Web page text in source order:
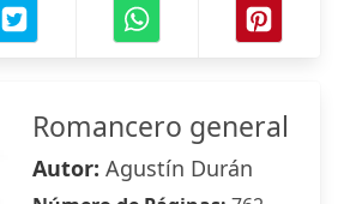
Romancero general
Autor: Agustín Durán